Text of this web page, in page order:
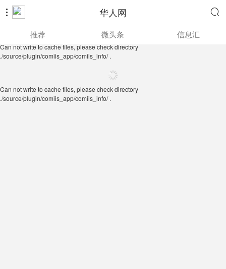
 华人网 
./source/plugin/comiis_app/comiis_info/ .
推荐 微头条 信息汇
Can not write to cache files, please check directory
./source/plugin/comiis_app/comiis_info/ .
Can not write to cache files, please check directory
./source/plugin/comiis_app/comiis_info/ .